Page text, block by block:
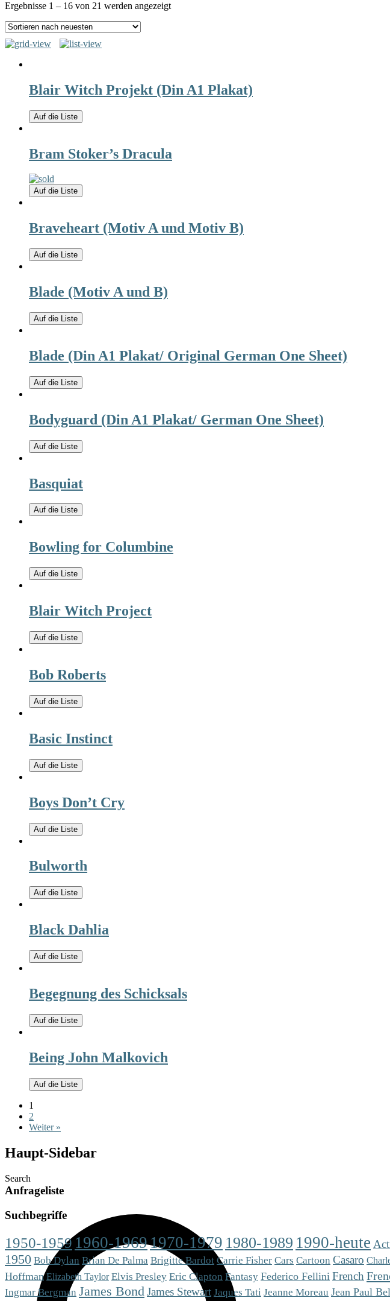
Ergebnisse 1 – 16 von 21 werden angezeigt
Blair Witch Projekt (Din A1 Plakat)
Auf die Liste
Bram Stoker’s Dracula
Auf die Liste
Braveheart (Motiv A und Motiv B)
Auf die Liste
Blade (Motiv A und B)
Auf die Liste
Blade (Din A1 Plakat/ Original German One Sheet)
Auf die Liste
Bodyguard (Din A1 Plakat/ German One Sheet)
Auf die Liste
Basquiat
Auf die Liste
Bowling for Columbine
Auf die Liste
Blair Witch Project
Auf die Liste
Bob Roberts
Auf die Liste
Basic Instinct
Auf die Liste
Boys Don’t Cry
Auf die Liste
Bulworth
Auf die Liste
Black Dahlia
Auf die Liste
Begegnung des Schicksals
Auf die Liste
Being John Malkovich
Auf die Liste
1
2
Weiter »
Haupt-Sidebar
Search
Anfrageliste
Suchbegriffe
1950-1959 1960-19691970-1979 1980-1989 1990-heute
1950 Bob Dylan Brian De Palma Brigitte Bardot Carrie Fisher Cars Cartoon Casaro
Hoffman Elizabeth Taylor Elvis Presley Eric Clapton Fantasy Federico Fellini French
Ingmar Bergman James Bond James Stewart Jaques Tati Jeanne Moreau Jean Paul